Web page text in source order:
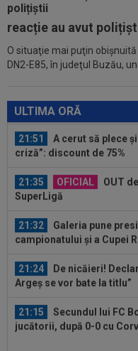
reacție au avut
O situaţie mai puţin
DN2-E85, în judeţul Buzău,
ULTIMA ORĂ
22:18
Lionel Messi a
luată de argentinian,
22:13 OFICIAL Gata!
și Mawa, ocazii uriașe!
21:51
A cerut să plece
criză”: discount de 75%
21:35 OFICIAL
OUT
SuperLigă
21:32
Galeria pune
campionatului și a Cupei
21:24
De nicăieri!
Argeș se vor bate la titlu”
21:15
Secundul lui FC
jucătorii, după 0-0 cu